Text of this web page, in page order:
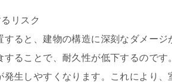
リスク
すると、建物の構造に深刻なダメー
することで、耐久性が低下するのです
発生しやすくなります。これにより